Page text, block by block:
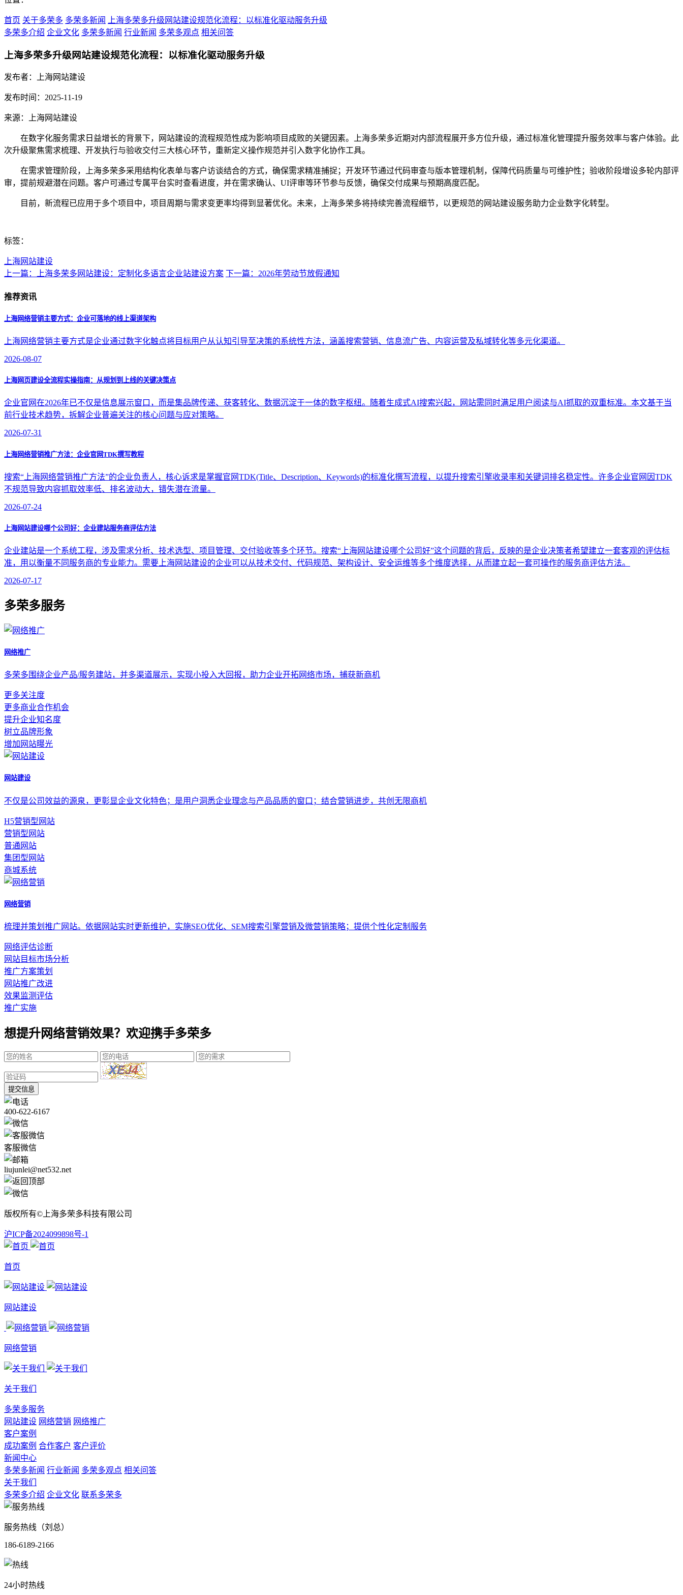
首页 关于多荣多 多荣多新闻
上海多荣多升级网站建设规范化流程：以标准化驱动服务升级
多荣多介绍 企业文化 多荣多新闻 行业新闻 多荣多观点 相关问答
上海多荣多升级网站建设规范化流程：以标准化驱动服务升级
发布者：上海网站建设
发布时间：2025-11-19
来源：上海网站建设
在数字化服务需求日益增长的背景下，网站建设的流程规范性成为影响项目成败的关键因素。上海多荣多近期对内部流程展开多方位升级，通过标准化管理提升服务效率与客户体验。此
次升级聚焦需求梳理、开发执行与验收交付三大核心环节，重新定义操作规范并引入数字化协作工具。
在需求管理阶段，上海多荣多采用结构化表单与客户访谈结合的方式，确保需求精准捕捉；开发环节通过代码审查与版本管理机制，保障代码质量与可维护性；验收阶段增设多轮内部评
审，提前规避潜在问题。客户可通过专属平台实时查看进度，并在需求确认、UI评审等环节参与反馈，确保交付成果与预期高度匹配。
目前，新流程已应用于多个项目中，项目周期与需求变更率均得到显著优化。未来，上海多荣多将持续完善流程细节，以更规范的网站建设服务助力企业数字化转型。
标签：
上海网站建设
上一篇：上海多荣多网站建设：定制化多语言企业站建设方案 下一篇：2026年劳动节放假通知
推荐资讯
上海网络营销主要方式：企业可落地的线上渠道架构
上海网络营销主要方式是企业通过数字化触点将目标用户从认知引导至决策的系统性方法，涵盖搜索营销、信息流广告、内容运营及私域转化等多元化渠道。
2026-08-07
上海网页建设全流程实操指南：从规划到上线的关键决策点
企业官网在2026年已不仅是信息展示窗口，而是集品牌传递、获客转化、数据沉淀于一体的数字枢纽。随着生成式AI搜索兴起，网站需同时满足用户阅读与AI抓取的双重标准。本文基于当
前行业技术趋势，拆解企业普遍关注的核心问题与应对策略。
2026-07-31
上海网络营销推广方法：企业官网TDK撰写教程
搜索“上海网络营销推广方法”的企业负责人，核心诉求是掌握官网TDK(Title、Description、Keywords)的标准化撰写流程，以提升搜索引擎收录率和关键词排名稳定性。许多企业官网因TDK
不规范导致内容抓取效率低、排名波动大，错失潜在流量。
2026-07-24
上海网站建设哪个公司好：企业建站服务商评估方法
企业建站是一个系统工程，涉及需求分析、技术选型、项目管理、交付验收等多个环节。搜索“上海网站建设哪个公司好”这个问题的背后，反映的是企业决策者希望建立一套客观的评估标
准，用以衡量不同服务商的专业能力。需要上海网站建设的企业可以从技术交付、代码规范、架构设计、安全运维等多个维度选择，从而建立起一套可操作的服务商评估方法。
2026-07-17
多荣多服务
网络推广
多荣多围绕企业产品/服务建站，并多渠道展示，实现小投入大回报，助力企业开拓网络市场，捕获新商机
更多关注度
更多商业合作机会
提升企业知名度
树立品牌形象
增加网站曝光
网站建设
不仅是公司效益的源泉，更彰显企业文化特色；是用户洞悉企业理念与产品品质的窗口；结合营销进步，共创无限商机
H5营销型网站
营销型网站
普通网站
集团型网站
商城系统
网络营销
梳理并策划推广网站。依据网站实时更新维护，实施SEO优化、SEM搜索引擎营销及微营销策略；提供个性化定制服务
网络评估诊断
网站目标市场分析
推广方案策划
网站推广改进
效果监测评估
推广实施
想提升网络营销效果？欢迎携手多荣多
提交信息
400-622-6167
客服微信
liujunlei@net532.net
版权所有©上海多荣多科技有限公司
沪ICP备2024099898号-1
首页
网站建设
网络营销
关于我们
多荣多服务
网站建设 网络营销 网络推广
客户案例
成功案例 合作客户 客户评价
新闻中心
多荣多新闻 行业新闻 多荣多观点 相关问答
关于我们
多荣多介绍 企业文化 联系多荣多
服务热线（刘总）
186-6189-2166
24小时热线